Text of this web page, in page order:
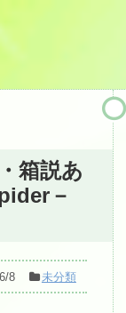
箱説あ
－
8 未分類